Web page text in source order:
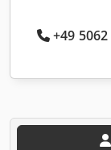
+49